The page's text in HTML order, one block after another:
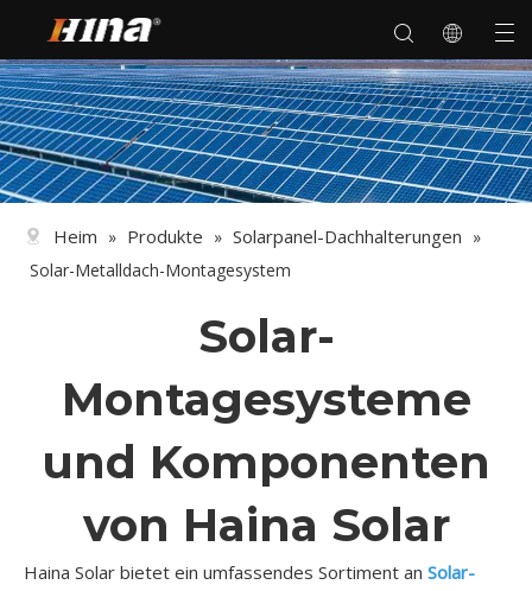
Heim » Produkte » Solarpanel-Dachhalterungen »
Solar-Metalldach-Montagesystem
Solar-
Montagesysteme
und Komponenten
von Haina Solar
Haina Solar bietet ein umfassendes Sortiment an Solar-